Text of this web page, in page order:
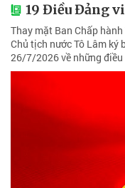
19 Điều Đảng
Thay mặt Ban Chấp
Chủ tịch nước Tô Lâm ký
26/7/2026 về những